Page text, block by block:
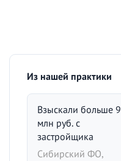
Из нашей практики
Взыскали больше 9
млн руб. с
застройщика
Сибирский ФО,